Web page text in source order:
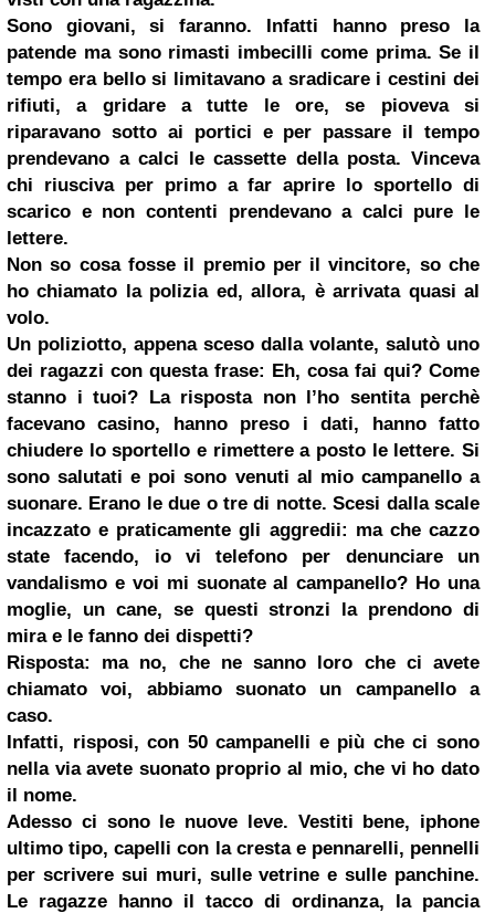
Sono giovani, si faranno. Infatti hanno preso la
patende ma sono rimasti imbecilli come prima. Se il
tempo era bello si limitavano a sradicare i cestini dei
rifiuti, a gridare a tutte le ore, se pioveva si
riparavano sotto ai portici e per passare il tempo
prendevano a calci le cassette della posta. Vinceva
chi riusciva per primo a far aprire lo sportello di
scarico e non contenti prendevano a calci pure le
lettere.
Non so cosa fosse il premio per il vincitore, so che
ho chiamato la polizia ed, allora, è arrivata quasi al
volo.
Un poliziotto, appena sceso dalla volante, salutò uno
dei ragazzi con questa frase: Eh, cosa fai qui? Come
stanno i tuoi? La risposta non l’ho sentita perchè
facevano casino, hanno preso i dati, hanno fatto
chiudere lo sportello e rimettere a posto le lettere. Si
sono salutati e poi sono venuti al mio campanello a
suonare. Erano le due o tre di notte. Scesi dalla scale
incazzato e praticamente gli aggredii: ma che cazzo
state facendo, io vi telefono per denunciare un
vandalismo e voi mi suonate al campanello? Ho una
moglie, un cane, se questi stronzi la prendono di
mira e le fanno dei dispetti?
Risposta: ma no, che ne sanno loro che ci avete
chiamato voi, abbiamo suonato un campanello a
caso.
Infatti, risposi, con 50 campanelli e più che ci sono
nella via avete suonato proprio al mio, che vi ho dato
il nome.
Adesso ci sono le nuove leve. Vestiti bene, iphone
ultimo tipo, capelli con la cresta e pennarelli, pennelli
per scrivere sui muri, sulle vetrine e sulle panchine.
Le ragazze hanno il tacco di ordinanza, la pancia